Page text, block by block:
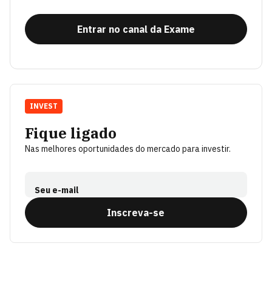
Entrar no canal da Exame
Fique ligado
Nas melhores oportunidades do mercado para investir.
Seu e-mail
Inscreva-se
INVEST